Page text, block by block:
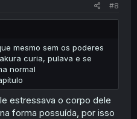
#8
mesmo sem os poderes
curia, pulava e se
normal
estressava o corpo dele
forma possuída, por isso